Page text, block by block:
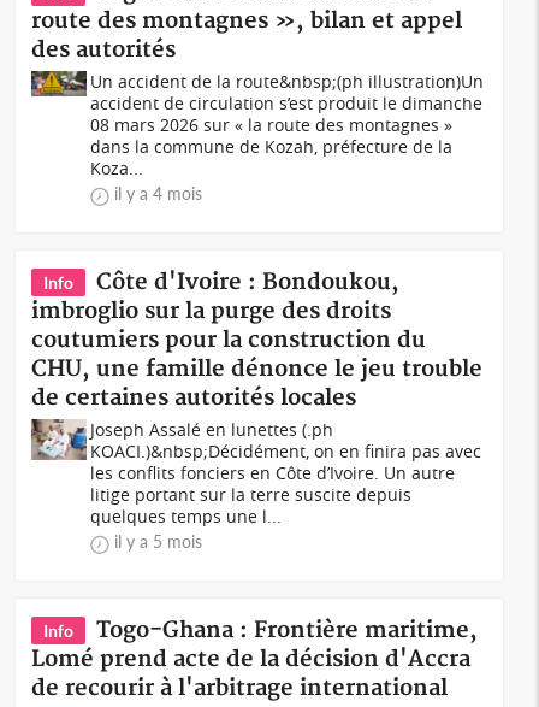
route des montagnes », bilan et appel
des autorités
Un accident de la route&nbsp;(ph illustration)Un
accident de circulation s’est produit le dimanche
08 mars 2026 sur « la route des montagnes »
dans la commune de Kozah, préfecture de la
Koza...
il y a 4 mois
Info
Côte d'Ivoire : Bondoukou,
imbroglio sur la purge des droits
coutumiers pour la construction du
CHU, une famille dénonce le jeu trouble
de certaines autorités locales
Joseph Assalé en lunettes (.ph
KOACI.)&nbsp;Décidément, on en finira pas avec
les conflits fonciers en Côte d’Ivoire. Un autre
litige portant sur la terre suscite depuis
quelques temps une l...
il y a 5 mois
Info
Togo-Ghana : Frontière maritime,
Lomé prend acte de la décision d'Accra
de recourir à l'arbitrage international